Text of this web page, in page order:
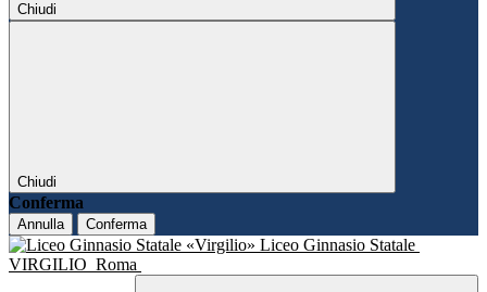
Chiudi
Chiudi
Conferma
Annulla Conferma
Liceo Ginnasio Statale
VIRGILIO Roma